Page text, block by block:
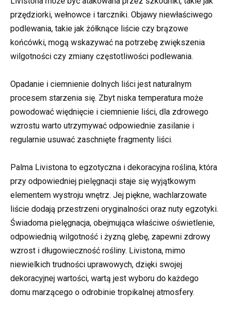
przędziorki, wełnowce i tarczniki. Objawy niewłaściwego
podlewania, takie jak żółknące liście czy brązowe
końcówki, mogą wskazywać na potrzebę zwiększenia
wilgotności czy zmiany częstotliwości podlewania.
Opadanie i ciemnienie dolnych liści jest naturalnym
procesem starzenia się. Zbyt niska temperatura może
powodować więdnięcie i ciemnienie liści, dla zdrowego
wzrostu warto utrzymywać odpowiednie zasilanie i
regularnie usuwać zaschnięte fragmenty liści.
Palma Livistona to egzotyczna i dekoracyjna roślina, która
przy odpowiedniej pielęgnacji staje się wyjątkowym
elementem wystroju wnętrz. Jej piękne, wachlarzowate
liście dodają przestrzeni oryginalności oraz nuty egzotyki.
Świadoma pielęgnacja, obejmująca właściwe oświetlenie,
odpowiednią wilgotność i żyzną glebę, zapewni zdrowy
wzrost i długowieczność rośliny. Livistona, mimo
niewielkich trudności uprawowych, dzięki swojej
dekoracyjnej wartości, wartą jest wyboru do każdego
domu marzącego o odrobinie tropikalnej atmosfery.